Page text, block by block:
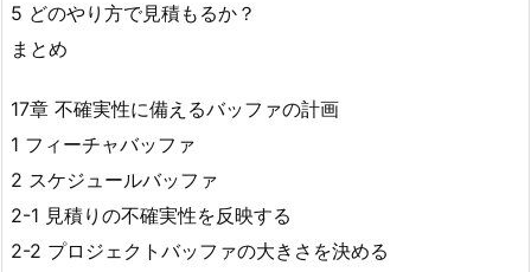
5 どのやり方で見積もるか？
まとめ
17章 不確実性に備えるバッファの計画
1 フィーチャバッファ
2 スケジュールバッファ
2-1 見積りの不確実性を反映する
2-2 プロジェクトバッファの大きさを決める